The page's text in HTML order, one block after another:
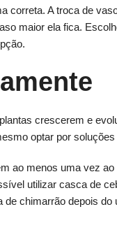
correta. A troca de
maior ela fica.
crescerem e
optar por
ao menos uma vez
utilizar casca de
chimarrão depois